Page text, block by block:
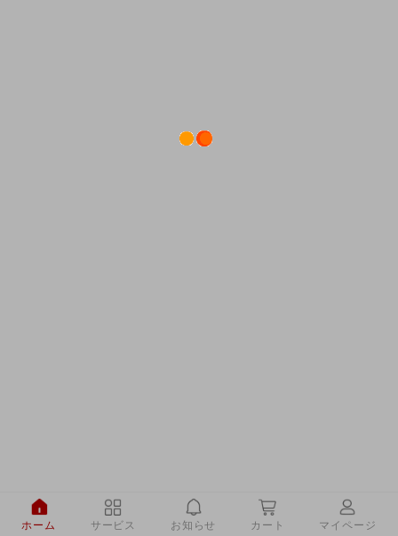
ホーム サービス お知らせ カート マイページ